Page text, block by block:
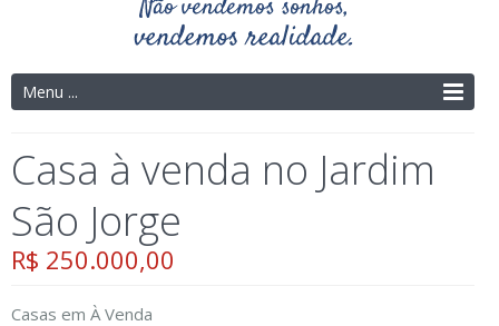
Menu ...
Casa à venda no Jardim
São Jorge
R$ 250.000,00
Casas em À Venda